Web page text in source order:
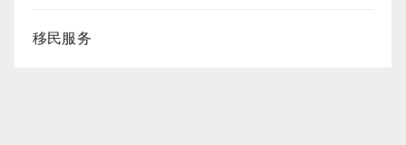
移民服务